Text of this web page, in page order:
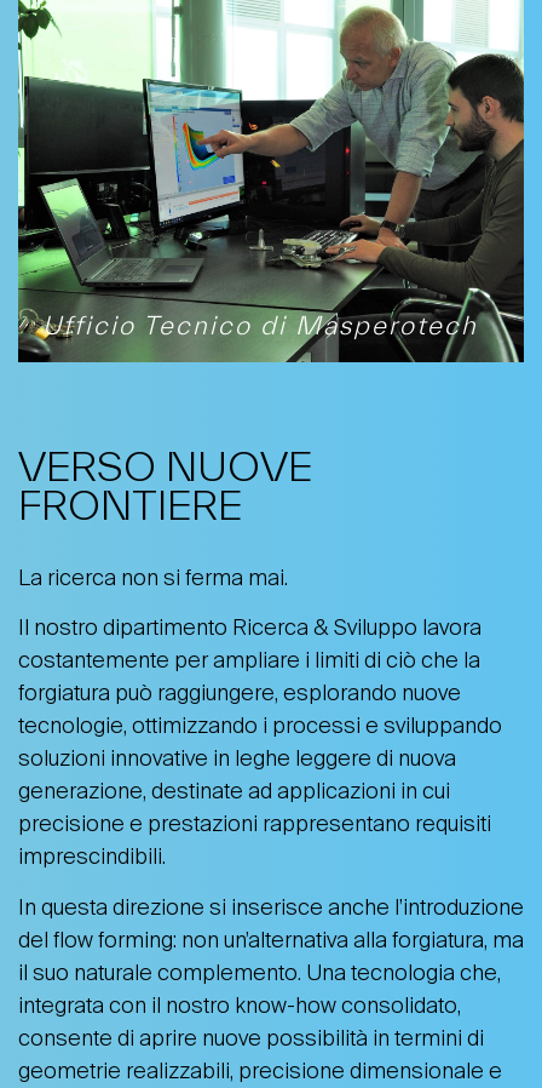
Ufficio Tecnico di Masperotech
VERSO NUOVE
FRONTIERE
La ricerca non si ferma mai.
Il nostro dipartimento Ricerca & Sviluppo lavora
costantemente per ampliare i limiti di ciò che la
forgiatura può raggiungere, esplorando nuove
tecnologie, ottimizzando i processi e sviluppando
soluzioni innovative in leghe leggere di nuova
generazione, destinate ad applicazioni in cui
precisione e prestazioni rappresentano requisiti
imprescindibili.
In questa direzione si inserisce anche l’introduzione
del flow forming: non un’alternativa alla forgiatura, ma
il suo naturale complemento. Una tecnologia che,
integrata con il nostro know-how consolidato,
consente di aprire nuove possibilità in termini di
geometrie realizzabili, precisione dimensionale e